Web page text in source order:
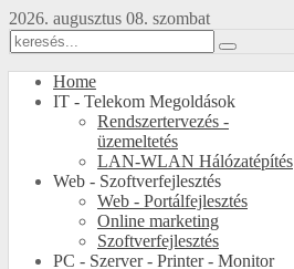
2026. augusztus 08. szombat
Home
IT - Telekom Megoldások
Rendszertervezés -
üzemeltetés
LAN-WLAN Hálózatépítés
Web - Szoftverfejlesztés
Web - Portálfejlesztés
Online marketing
Szoftverfejlesztés
PC - Szerver - Printer - Monitor